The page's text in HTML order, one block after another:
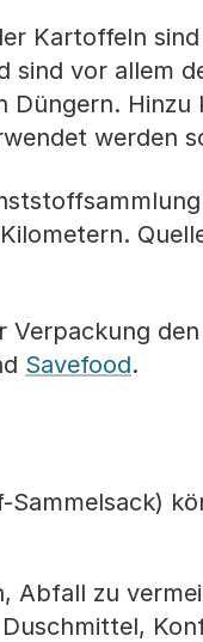
Kartoffeln
sind vor allem
Düngern.
werden
Verpackung
Savefood.
Sammelsack)
Abfall zu